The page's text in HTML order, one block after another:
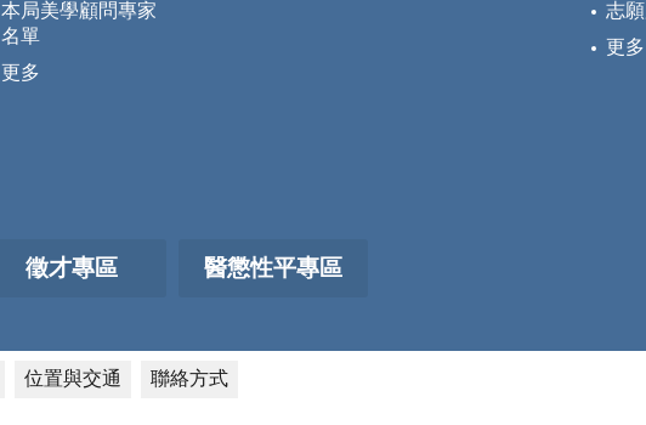
本局美學顧問專家
名單
更多
志
更多
徵才專區 醫懲性平專區
位置與交通 聯絡方式